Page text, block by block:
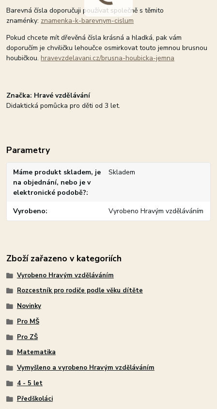
Barevná čísla doporučuji používat společně s těmito
znaménky: znamenka-k-barevnym-cislum
Pokud chcete mít dřevěná čísla krásná a hladká, pak vám
doporučím je chviličku lehoučce osmirkovat touto jemnou brusnou
houbičkou.hravevzdelavani.cz/brusna-houbicka-jemna
Značka: Hravé vzdělávání
Didaktická pomůcka pro děti od 3 let.
Parametry
Máme produkt skladem, je
na objednání, nebo je v
elektronické podobě?
Skladem
Vyrobeno Vyrobeno Hravým vzděláváním
Zboží zařazeno v kategoriích
Vyrobeno Hravým vzděláváním
Rozcestník pro rodiče podle věku dítěte
Novinky
Pro MŠ
Pro ZŠ
Matematika
Vymyšleno a vyrobeno Hravým vzděláváním
4 - 5 let
Předškoláci